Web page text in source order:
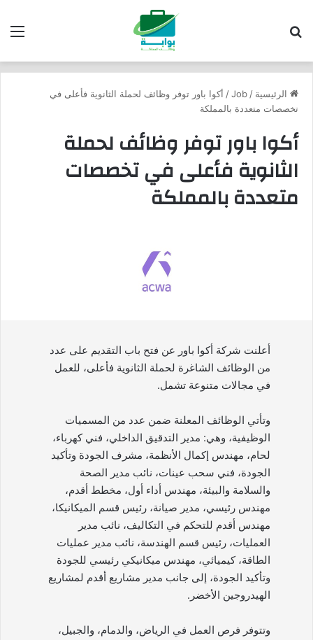
الرئيسية /
Job
/ أكوا باور توفر وظائف لحملة الثانوية فأعلى في
تخصصات متعددة بالمملكة
أكوا باور توفر وظائف لحملة
الثانوية فأعلى في تخصصات
متعددة بالمملكة
أعلنت شركة أكوا باور عن فتح باب التقديم على عدد
من الوظائف الشاغرة لحملة الثانوية فأعلى، للعمل
في مجالات متنوعة تشمل.
وتأتي الوظائف المعلنة ضمن عدد من المسميات
الوظيفية، وهي: مدير التدقيق الداخلي، فني كهرباء،
لحام، مهندس إكمال الأنظمة، مشرف الجودة وتأكيد
الجودة، فني سحب عينات، نائب مدير الصحة
والسلامة والبيئة، مهندس أداء أول، مخطط أقدم،
مهندس رئيسي، مدير صيانة، رئيس قسم الميكانيكا،
مهندس أقدم للتحكم في التكاليف، نائب مدير
العمليات، رئيس قسم الهندسة، نائب مدير عمليات
الطاقة، كيميائي، مهندس ميكانيكي رئيسي للجودة
وتأكيد الجودة، إلى جانب مدير مشاريع أقدم لمشاريع
الهيدروجين الأخضر.
وتتوفر فرص العمل في الرياض، والدمام، والجبيل،